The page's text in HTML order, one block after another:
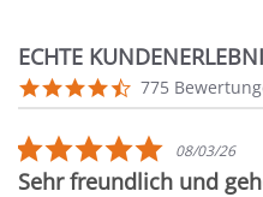
ECHTE
Reviews
carousel
4.7
star
775
5.0
star
rating
08/03/26
Sehr freundlich und